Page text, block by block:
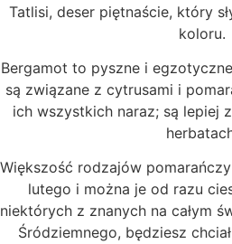
Tatlisi, deser piętnaście, który
koloru.
Bergamot to pyszne i
są związane z cytrusami i
ich wszystkich naraz; są lepiej
Większość rodzajów
lutego i można je od razu
niektórych z znanych na całym
Śródziemnego, będziesz